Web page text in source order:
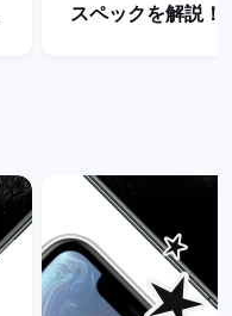
スペックを解説！